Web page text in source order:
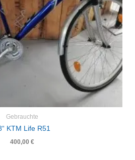
Gebrauchte
KTM Life R51
400,00 €